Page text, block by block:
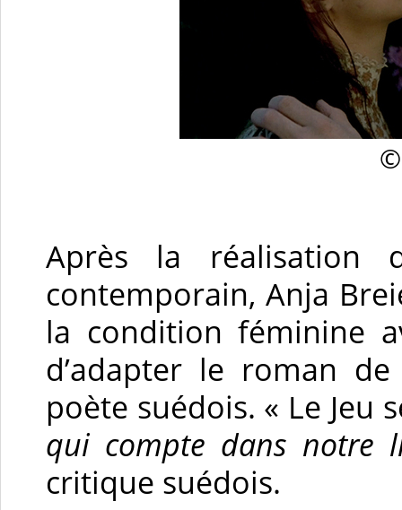
Après la
contemporain, Anja
la condition féminine
d’adapter le roman
poète suédois. « Le Jeu
qui compte dans notre
critique suédois.